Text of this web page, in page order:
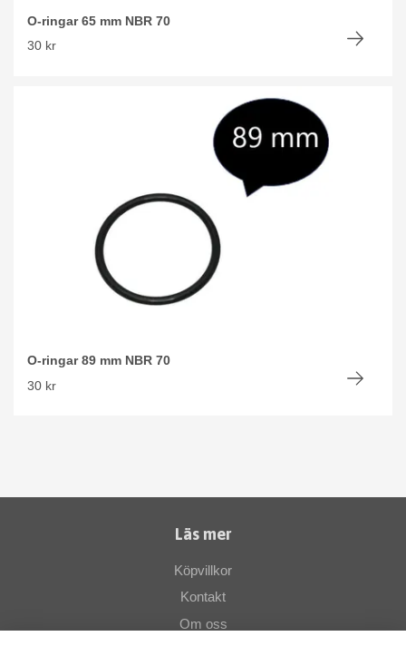
O-ringar 65 mm NBR 70
30 kr
O-ringar 89 mm NBR 70
30 kr
Läs mer
Köpvillkor
Kontakt
Om oss